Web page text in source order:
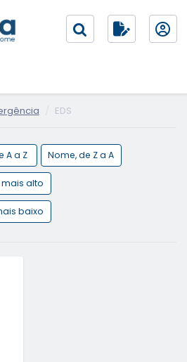
EDS
A a Z Nome, de Z a A
alto
baixo